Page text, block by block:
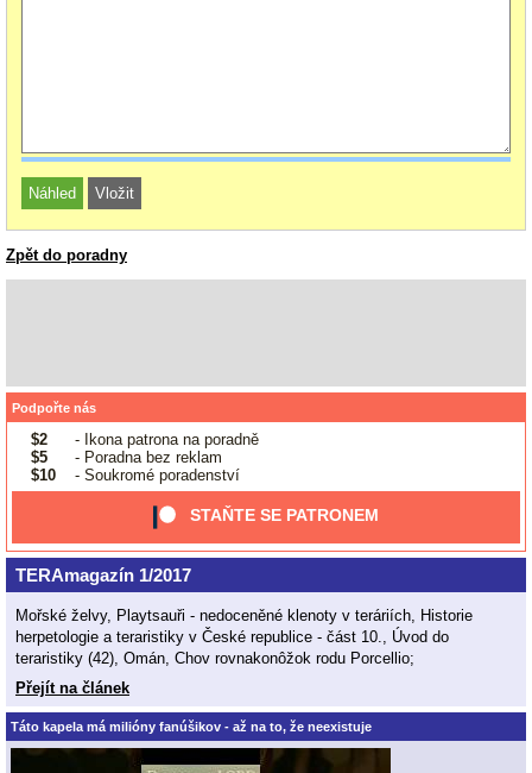
Zpět do poradny
Podpořte nás
$2
- Ikona patrona na poradně
$5
- Poradna bez reklam
$10
- Soukromé poradenství
STAŇTE SE PATRONEM
TERAmagazín 1/2017
Mořské želvy, Playtsauři - nedoceněné klenoty v teráriích, Historie
herpetologie a teraristiky v České republice - část 10., Úvod do
teraristiky (42), Omán, Chov rovnakonôžok rodu Porcellio;
Přejít na článek
Táto kapela má milióny fanúšikov - až na to, že neexistuje